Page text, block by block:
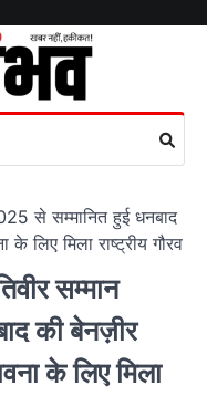
से सम्मानित हुई धनबाद
लिए मिला राष्ट्रीय गौरव
सम्मान
की बेनज़ीर
के लिए मिला